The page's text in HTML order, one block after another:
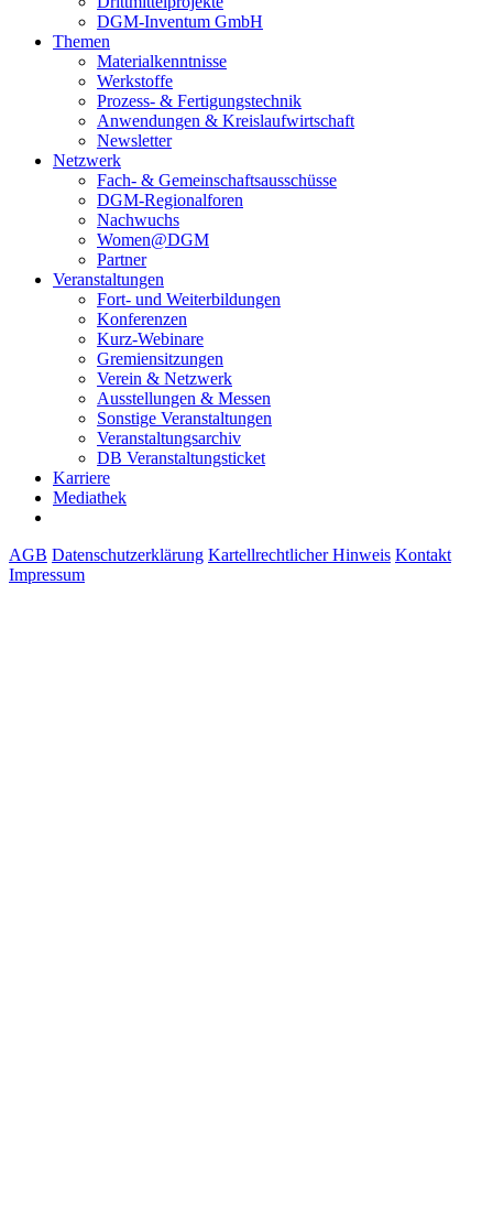
DGM-Inventum GmbH
Themen
Materialkenntnisse
Werkstoffe
Prozess- & Fertigungstechnik
Anwendungen & Kreislaufwirtschaft
Newsletter
Netzwerk
Fach- & Gemeinschaftsausschüsse
DGM-Regionalforen
Nachwuchs
Women@DGM
Partner
Veranstaltungen
Fort- und Weiterbildungen
Konferenzen
Kurz-Webinare
Gremiensitzungen
Verein & Netzwerk
Ausstellungen & Messen
Sonstige Veranstaltungen
Veranstaltungsarchiv
DB Veranstaltungsticket
Karriere
Mediathek
AGB Datenschutzerklärung Kartellrechtlicher Hinweis Kontakt
Impressum